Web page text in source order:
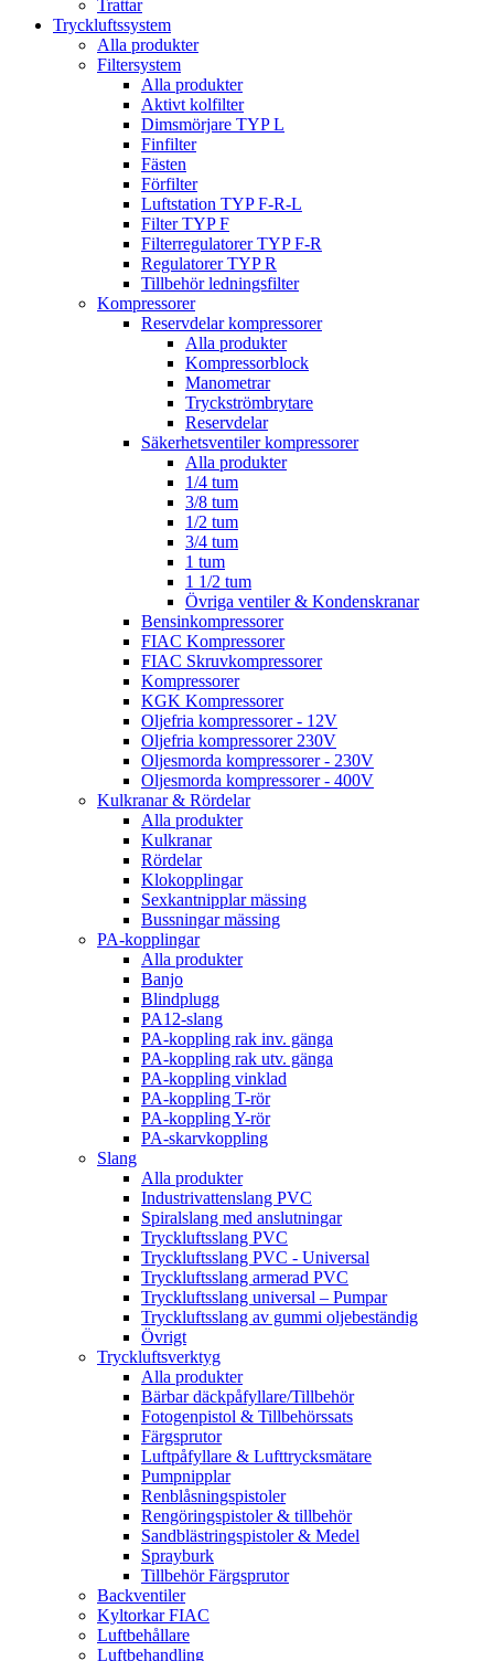
Trattar
Tryckluftssystem
Alla produkter
Filtersystem
Alla produkter
Aktivt kolfilter
Dimsmörjare TYP L
Finfilter
Fästen
Förfilter
Luftstation TYP F-R-L
Filter TYP F
Filterregulatorer TYP F-R
Regulatorer TYP R
Tillbehör ledningsfilter
Kompressorer
Reservdelar kompressorer
Alla produkter
Kompressorblock
Manometrar
Tryckströmbrytare
Reservdelar
Säkerhetsventiler kompressorer
Alla produkter
1/4 tum
3/8 tum
1/2 tum
3/4 tum
1 tum
1 1/2 tum
Övriga ventiler & Kondenskranar
Bensinkompressorer
FIAC Kompressorer
FIAC Skruvkompressorer
Kompressorer
KGK Kompressorer
Oljefria kompressorer - 12V
Oljefria kompressorer 230V
Oljesmorda kompressorer - 230V
Oljesmorda kompressorer - 400V
Kulkranar & Rördelar
Alla produkter
Kulkranar
Rördelar
Klokopplingar
Sexkantnipplar mässing
Bussningar mässing
PA-kopplingar
Alla produkter
Banjo
Blindplugg
PA12-slang
PA-koppling rak inv. gänga
PA-koppling rak utv. gänga
PA-koppling vinklad
PA-koppling T-rör
PA-koppling Y-rör
PA-skarvkoppling
Slang
Alla produkter
Industrivattenslang PVC
Spiralslang med anslutningar
Tryckluftsslang PVC
Tryckluftsslang PVC - Universal
Tryckluftsslang armerad PVC
Tryckluftsslang universal – Pumpar
Tryckluftsslang av gummi oljebeständig
Övrigt
Tryckluftsverktyg
Alla produkter
Bärbar däckpåfyllare/Tillbehör
Fotogenpistol & Tillbehörssats
Färgsprutor
Luftpåfyllare & Lufttrycksmätare
Pumpnipplar
Renblåsningspistoler
Rengöringspistoler & tillbehör
Sandblästringspistoler & Medel
Sprayburk
Tillbehör Färgsprutor
Backventiler
Kyltorkar FIAC
Luftbehållare
Luftbehandling